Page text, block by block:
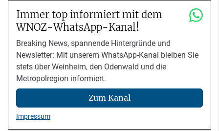
Immer top informiert mit dem
WNOZ-WhatsApp-Kanal!
Breaking News, spannende Hintergründe und
Newsletter: Mit unserem WhatsApp-Kanal bleiben Sie
stets über Weinheim, den Odenwald und die
Metropolregion informiert.
Zum Kanal
Impressum